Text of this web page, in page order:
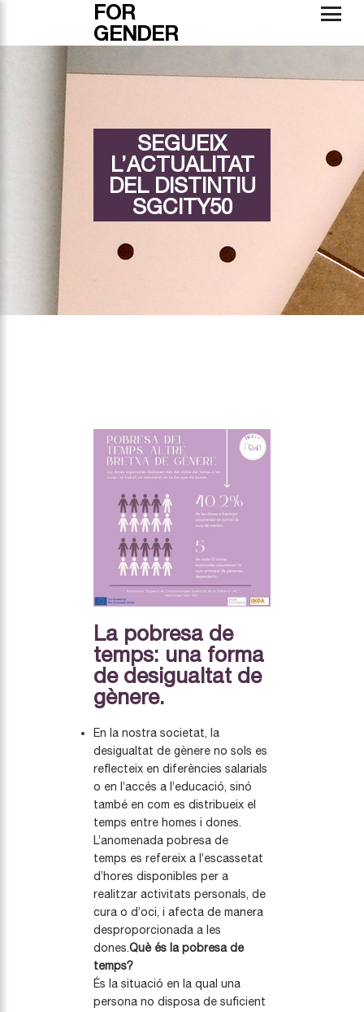
FOR
GENDER
SEGUEIX
L’ACTUALITAT
DEL DISTINTIU
SGCITY50
La pobresa de
temps: una forma
de desigualtat de
gènere.
En la nostra societat, la
desigualtat de gènere no sols es
reflecteix en diferències salarials
o en l’accés a l’educació, sinó
també en com es distribueix el
temps entre homes i dones.
L’anomenada pobresa de
temps es refereix a l’escassetat
d’hores disponibles per a
realitzar activitats personals, de
cura o d’oci, i afecta de manera
desproporcionada a les
dones.Què és la pobresa de
temps?
És la situació en la qual una
persona no disposa de suficient